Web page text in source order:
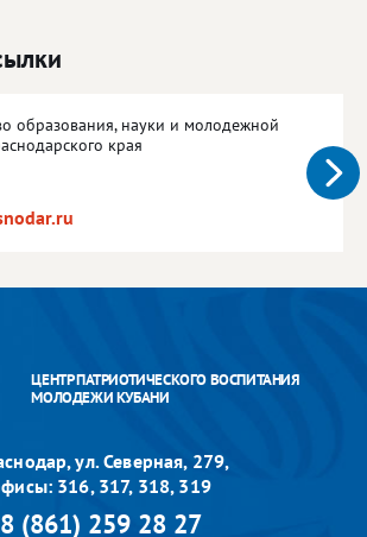
образования, науки и молодежной
края
ЦЕНТР ПАТРИОТИЧЕСКОГО ВОСПИТАНИЯ
МОЛОДЕЖИ КУБАНИ
ул. Северная, 279,
316, 317, 318, 319
8 (861) 259 28 27